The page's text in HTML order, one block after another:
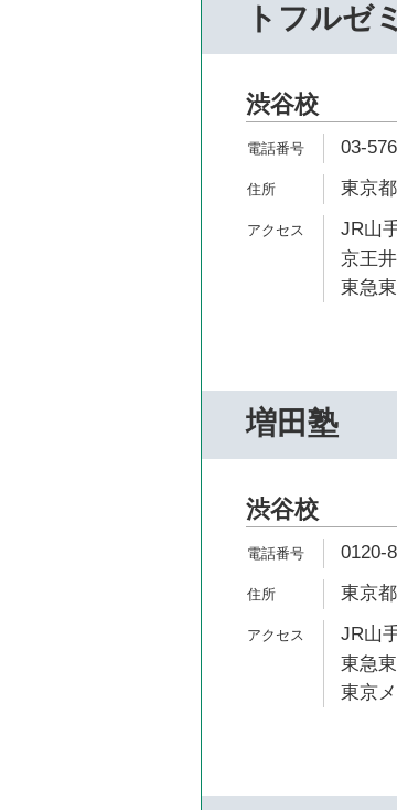
トフルゼ
渋谷校
03-
東京
JR山
京王
東急
増田塾
渋谷校
0120-
東京
JR山
東急
東京